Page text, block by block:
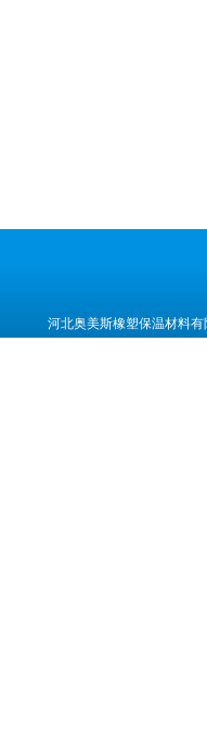
河北奥美斯橡塑保温材料